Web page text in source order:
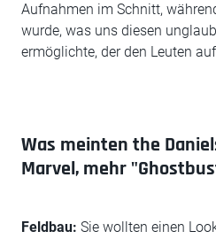
Aufnahmen im Schnitt,
wurde, was uns diesen
ermöglichte, der den Leuten
Was meinten the
Marvel, mehr
Feldbau: Sie wollten einen